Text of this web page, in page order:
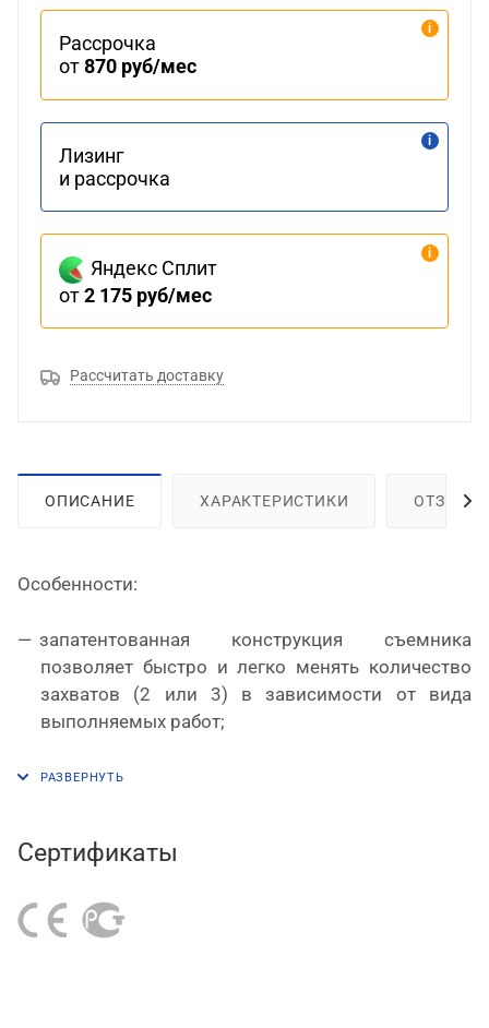
Рассрочка
от870 руб/мес
Лизинг
и рассрочка
Яндекс Сплит
от2 175 руб/мес
Рассчитать доставку
ОПИСАНИЕ ХАРАКТЕРИСТИКИ ОТЗЫВЫ
Особенности:
запатентованная конструкция съемника
позволяет быстро и легко менять количество
захватов (2 или 3) в зависимости от вида
выполняемых работ;
внешнего тянущего действия;
хромованадиевой стали высокого качества;
Сертификаты